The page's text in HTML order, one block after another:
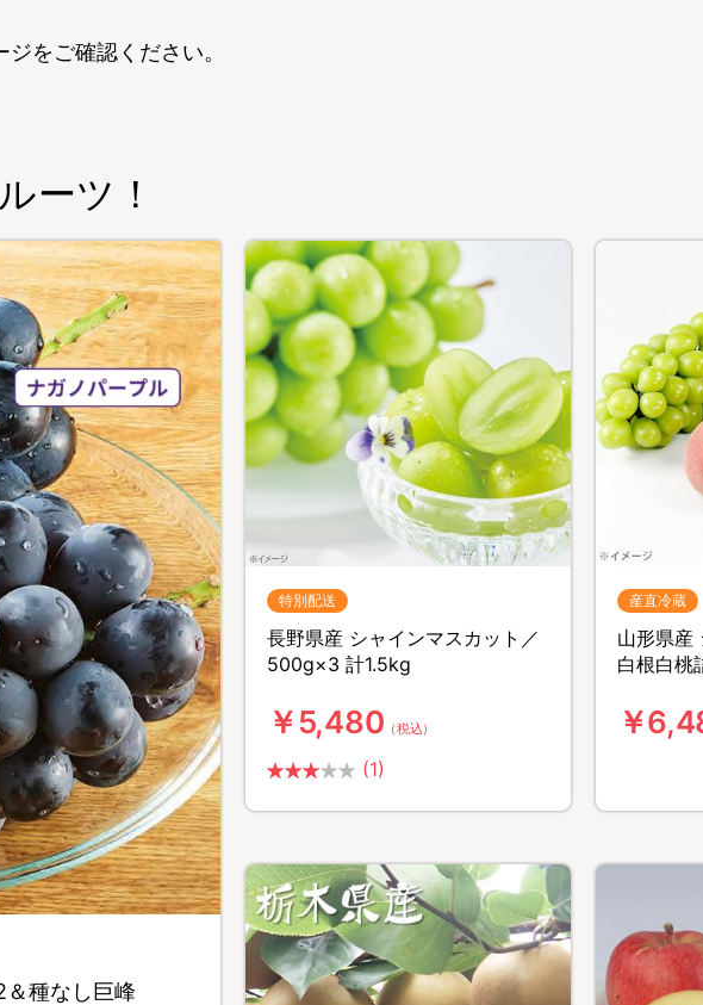
をご確認ください。
ーツ！
種なし巨峰
特別配送
長野県産 シャインマスカット／
500g×3 計1.5kg
￥5,480 （税込）
(1)
産直冷蔵
山形県産
白根白桃
￥